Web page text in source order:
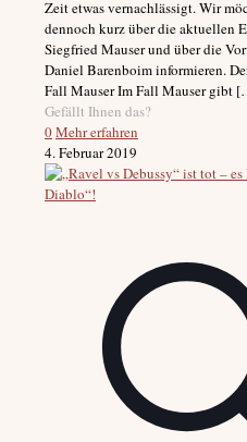
Zeit etwas vernachlässigt. Wir
dennoch kurz über die aktuellen
Siegfried Mauser und über die
Daniel Barenboim informieren.
Fall Mauser Im Fall Mauser gibt
Gefällt Ihnen das?
0Mehr erfahren
4. Februar 2019